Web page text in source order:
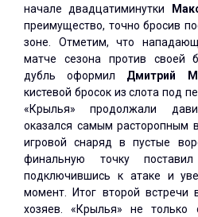
начале двадцатиминутки
преимущество, точно бросив
зоне. Отметим, что
матче сезона против своей
дубль оформил Дмитрий
кистевой бросок из слота под
«Крылья» продолжали
оказался самым расторопным
игровой снаряд в пустые
финальную точку
подключившись к атаке и
момент. Итог второй
хозяев. «Крылья» не